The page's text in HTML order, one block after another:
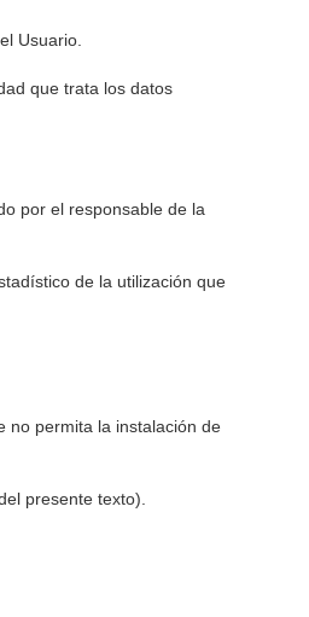
Usuario.
que trata los datos
por el responsable de la
de la utilización que
no permita la instalación de
presente texto).